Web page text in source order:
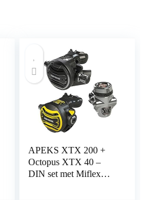
APEKS XTX 200 +
Octopus XTX 40 –
DIN set met Miflex